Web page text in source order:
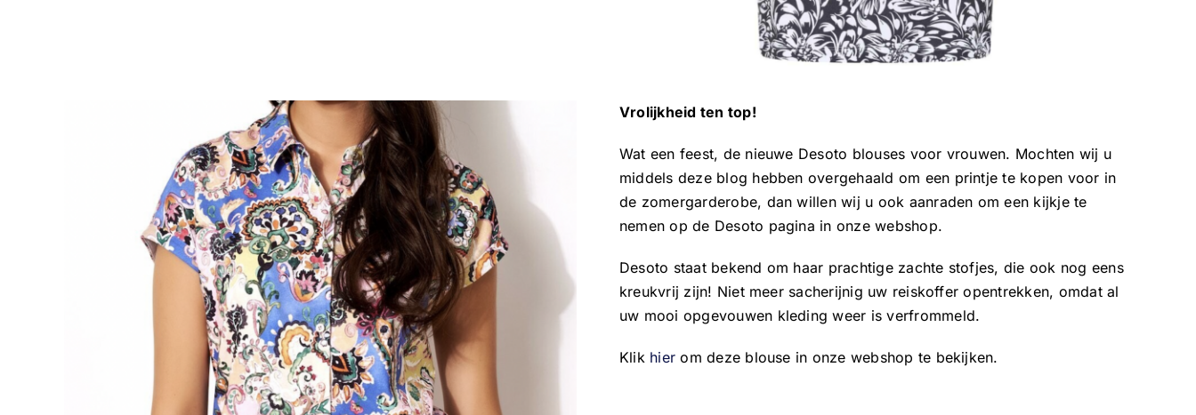
Vrolijkheid ten top!
Wat een feest, de nieuwe Desoto blouses voor vrouwen. Mochten wij u
middels deze blog hebben overgehaald om een printje te kopen voor in
de zomergarderobe, dan willen wij u ook aanraden om een kijkje te
nemen op de Desoto pagina in onze webshop.
Desoto staat bekend om haar prachtige zachte stofjes, die ook nog eens
kreukvrij zijn! Niet meer sacherijnig uw reiskoffer opentrekken, omdat al
uw mooi opgevouwen kleding weer is verfrommeld.
Klik hier om deze blouse in onze webshop te bekijken.